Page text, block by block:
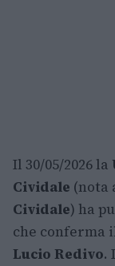
Il 30/05/2026 la
Cividale (nota
Cividale) ha
che conferma
Lucio Redivo.